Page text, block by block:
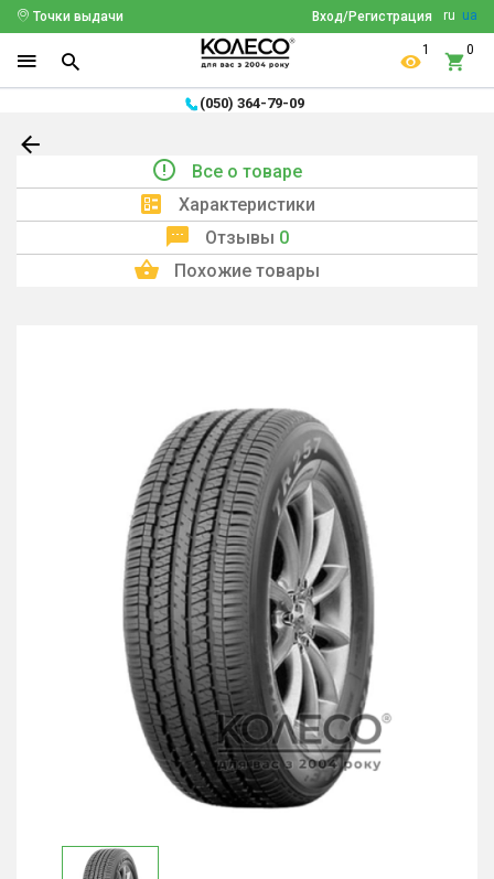
ru ua
Вход/Регистрация
Точки выдачи
1 0
(050) 364-79-09
Все о товаре
Характеристики
Отзывы 0
Похожие товары